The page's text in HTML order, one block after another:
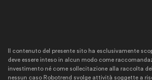
Il contenuto del presente sito ha esclusivamente
deve essere inteso in alcun modo come
investimento né come sollecitazione alla raccolta
nessun caso Robotrend svolge attività soggette a